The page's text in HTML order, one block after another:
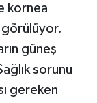
kornea
görülüyor.
güneş
sorunu
gereken